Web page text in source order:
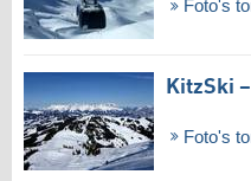
Foto's
KitzSki
Foto's